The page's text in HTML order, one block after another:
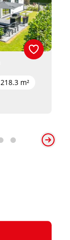
218.3 m²